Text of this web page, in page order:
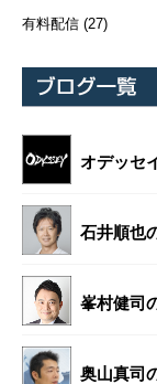
有料配信 (27)
オデッセ
石井順也
峯村健司
奥山真司